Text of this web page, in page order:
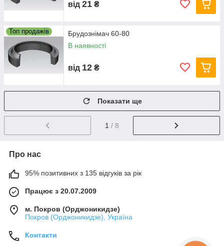
від 21 ₴
Топ продажів
Брудознімач 60-80
В наявності
від 12 ₴
Показати ще
1 / 8
Про нас
95% позитивних з 135 відгуків за рік
Працює з 20.07.2009
м. Покров (Орджоникидзе)
Покров (Орджоникидзе), Україна
Контакти